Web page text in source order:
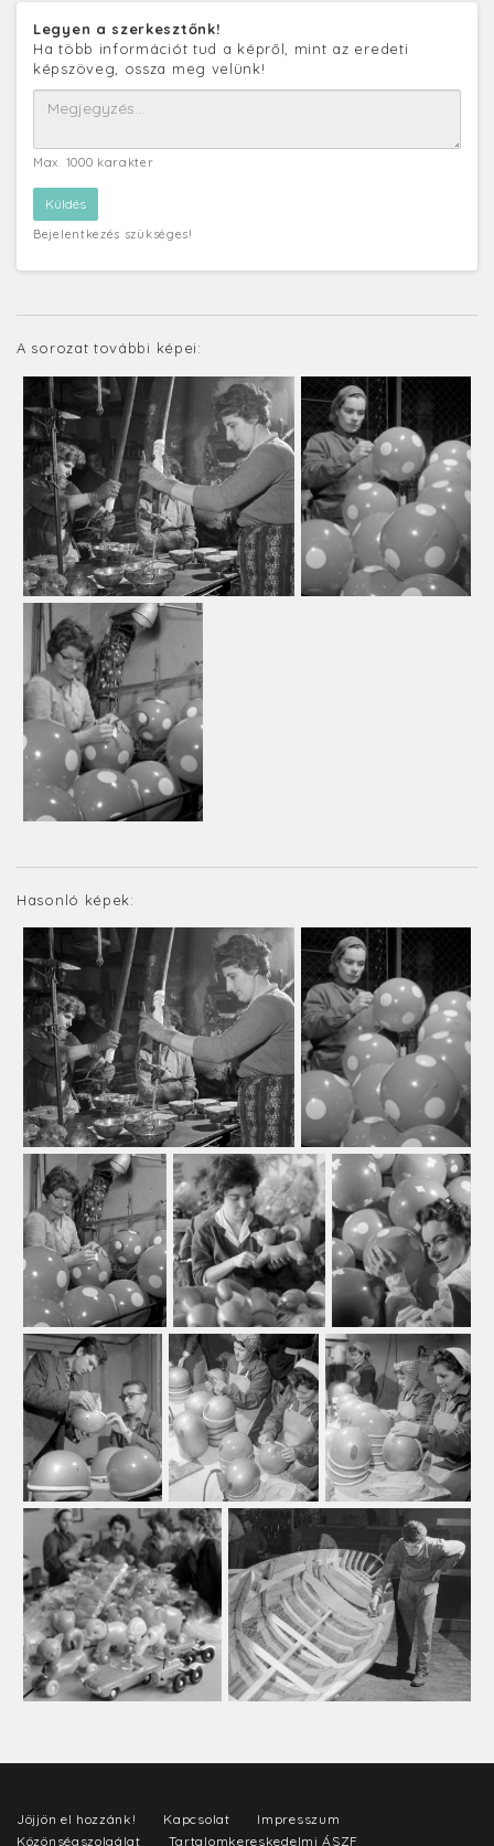
Legyen a szerkesztőnk!
Ha több információt tud a képről, mint az eredeti
képszöveg, ossza meg velünk!
Max. 1000 karakter
Bejelentkezés szükséges!
A sorozat további képei:
Hasonló képek:
Jöjjön el hozzánk! Kapcsolat
Impresszum
Közönségszolgálat
Tartalomkereskedelmi ÁSZF